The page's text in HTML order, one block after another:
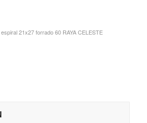
21x27 forrado 60 RAYA CELESTE